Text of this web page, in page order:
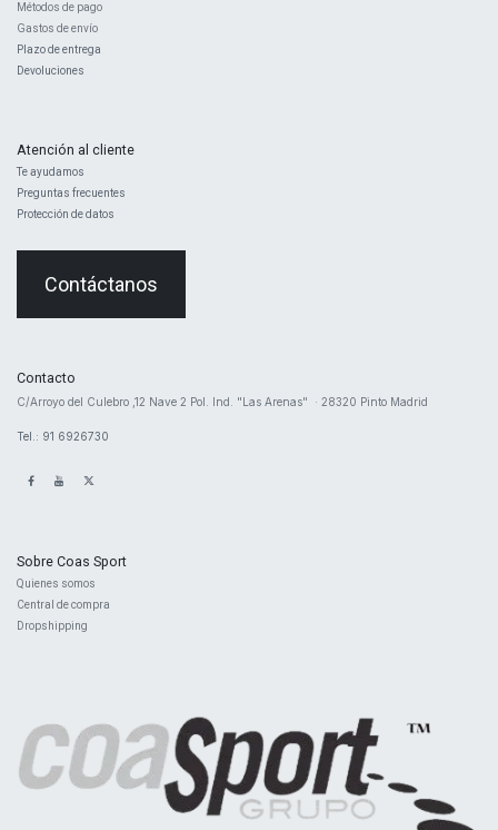
Métodos de pago
Gastos de envío
Plazo de entrega
Devoluciones
Atención al cliente
Te ayudamos
Preguntas frecuentes
Protección de datos
Contáctanos
Contacto
​C/Arroyo del Culebro ,12 Nave 2 ​Pol. Ind. "Las Arenas" · 28320 Pinto Madrid
Tel.: 91 6926730
Sobre Coas Sport
Quienes ​somos
Central de compra
Dropshipping